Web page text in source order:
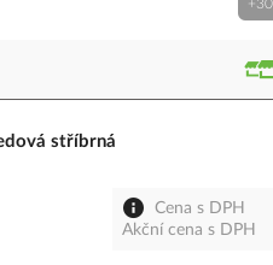
+30
stříbrná
Cena s DPH
Akční cena s DPH